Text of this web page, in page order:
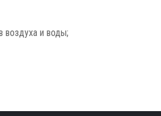
воздуха и воды;